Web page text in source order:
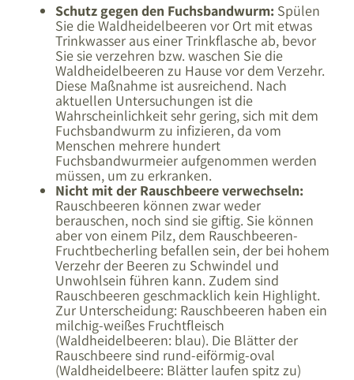
Schutz gegen den Fuchsbandwurm: Spülen
Sie die Waldheidelbeeren vor Ort mit etwas
Trinkwasser aus einer Trinkflasche ab, bevor
Sie sie verzehren bzw. waschen Sie die
Waldheidelbeeren zu Hause vor dem Verzehr.
Diese Maßnahme ist ausreichend. Nach
aktuellen Untersuchungen ist die
Wahrscheinlichkeit sehr gering, sich mit dem
Fuchsbandwurm zu infizieren, da vom
Menschen mehrere hundert
Fuchsbandwurmeier aufgenommen werden
müssen, um zu erkranken.
Nicht mit der Rauschbeere verwechseln:
Rauschbeeren können zwar weder
berauschen, noch sind sie giftig. Sie können
aber von einem Pilz, dem Rauschbeeren-
Fruchtbecherling befallen sein, der bei hohem
Verzehr der Beeren zu Schwindel und
Unwohlsein führen kann. Zudem sind
Rauschbeeren geschmacklich kein Highlight.
Zur Unterscheidung: Rauschbeeren haben ein
milchig-weißes Fruchtfleisch
(Waldheidelbeeren: blau). Die Blätter der
Rauschbeere sind rund-eiförmig-oval
(Waldheidelbeere: Blätter laufen spitz zu)